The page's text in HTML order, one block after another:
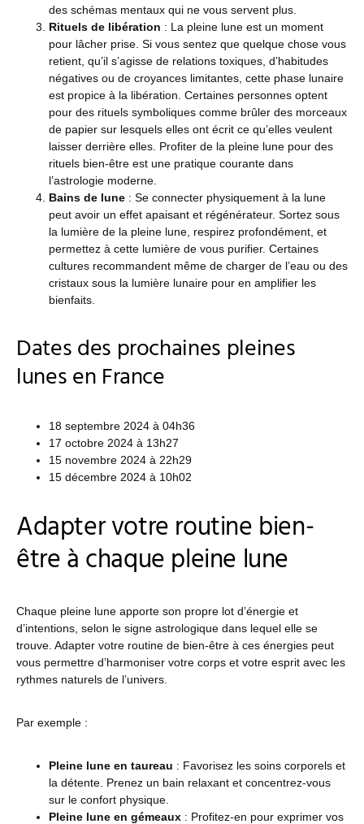
des schémas mentaux qui ne vous servent plus.
Rituels de libération : La pleine lune est un moment
pour lâcher prise. Si vous sentez que quelque chose vous
retient, qu’il s’agisse de relations toxiques, d’habitudes
négatives ou de croyances limitantes, cette phase lunaire
est propice à la libération. Certaines personnes optent
pour des rituels symboliques comme brûler des morceaux
de papier sur lesquels elles ont écrit ce qu’elles veulent
laisser derrière elles. Profiter de la pleine lune pour des
rituels bien-être est une pratique courante dans
l’astrologie moderne.
Bains de lune : Se connecter physiquement à la lune
peut avoir un effet apaisant et régénérateur. Sortez sous
la lumière de la pleine lune, respirez profondément, et
permettez à cette lumière de vous purifier. Certaines
cultures recommandent même de charger de l’eau ou des
cristaux sous la lumière lunaire pour en amplifier les
bienfaits.
Dates des prochaines pleines
lunes en France
18 septembre 2024 à 04h36
17 octobre 2024 à 13h27
15 novembre 2024 à 22h29
15 décembre 2024 à 10h02
Adapter votre routine bien-
être à chaque pleine lune
Chaque pleine lune apporte son propre lot d’énergie et
d’intentions, selon le signe astrologique dans lequel elle se
trouve. Adapter votre routine de bien-être à ces énergies peut
vous permettre d’harmoniser votre corps et votre esprit avec les
rythmes naturels de l’univers.
Par exemple :
Pleine lune en taureau : Favorisez les soins corporels et
la détente. Prenez un bain relaxant et concentrez-vous
sur le confort physique.
Pleine lune en gémeaux : Profitez-en pour exprimer vos